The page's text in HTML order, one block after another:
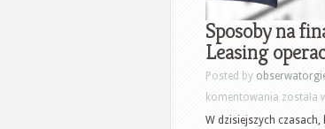
Sposoby na
Leasing
Posted by
komentowania Sposoby
na
została
W dzisiejszych